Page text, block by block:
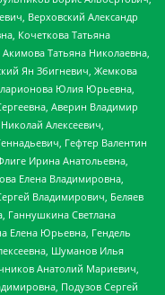
Верховский Александр
Кочеткова Татьяна
Татьяна Николаевна,
Ян Збигневич, Жемкова
Юлия Юрьевна,
Аверин Владимир
Алексеевич,
Гефтер Валентин
Ирина Анатольевна,
Елена Владимировна,
Владимирович, Беляев
Ганнушкина Светлана
Елена Юрьевна, Гендель
Шуманов Илья
Анатолий Мариевич,
Подузов Сергей